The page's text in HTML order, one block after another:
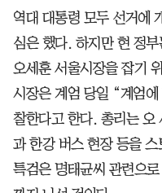
역대 대통령 모두 선거에
심은 했다. 하지만 현 정
오세훈 서울시장을 잡기
시장은 계엄 당일 “계엄
찰한다고 한다. 총리는 오
과 한강 버스 현장 등을 스
특검은 명태균씨 관련으